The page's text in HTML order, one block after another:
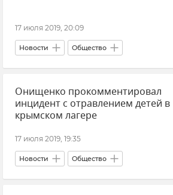
17 июля 2019, 20:09
Новости Общество
Онищенко прокомментировал
инцидент с отравлением детей в
крымском лагере
17 июля 2019, 19:35
Новости Общество
Массовое отравление в лагере "Лучистый"